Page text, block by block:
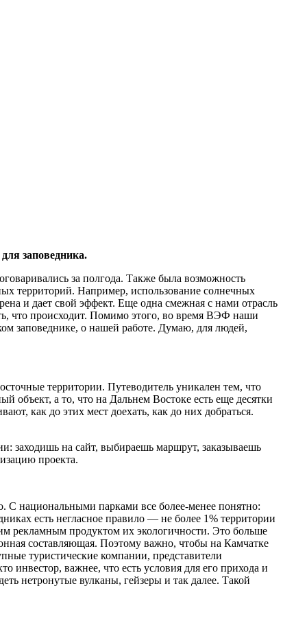
заповедника.
за полгода. Также была возможность
территорий. Например, использование солнечных
и дает свой эффект. Еще одна смежная с нами отрасль
что происходит. Помимо этого, во время ВЭФ наши
заповеднике, о нашей работе. Думаю, для людей,
территории. Путеводитель уникален тем, что
объект, а то, что на Дальнем Востоке есть еще десятки
как до этих мест доехать, как до них добраться.
заходишь на сайт, выбираешь маршрут, заказываешь
проекта.
С национальными парками все более-менее понятно:
есть негласное правило — не более 1% территории
рекламным продуктом их экологичности. Это больше
составляющая. Поэтому важно, чтобы на Камчатке
туристические компании, представители
инвестор, важнее, что есть условия для его прихода и
нетронутые вулканы, гейзеры и так далее. Такой